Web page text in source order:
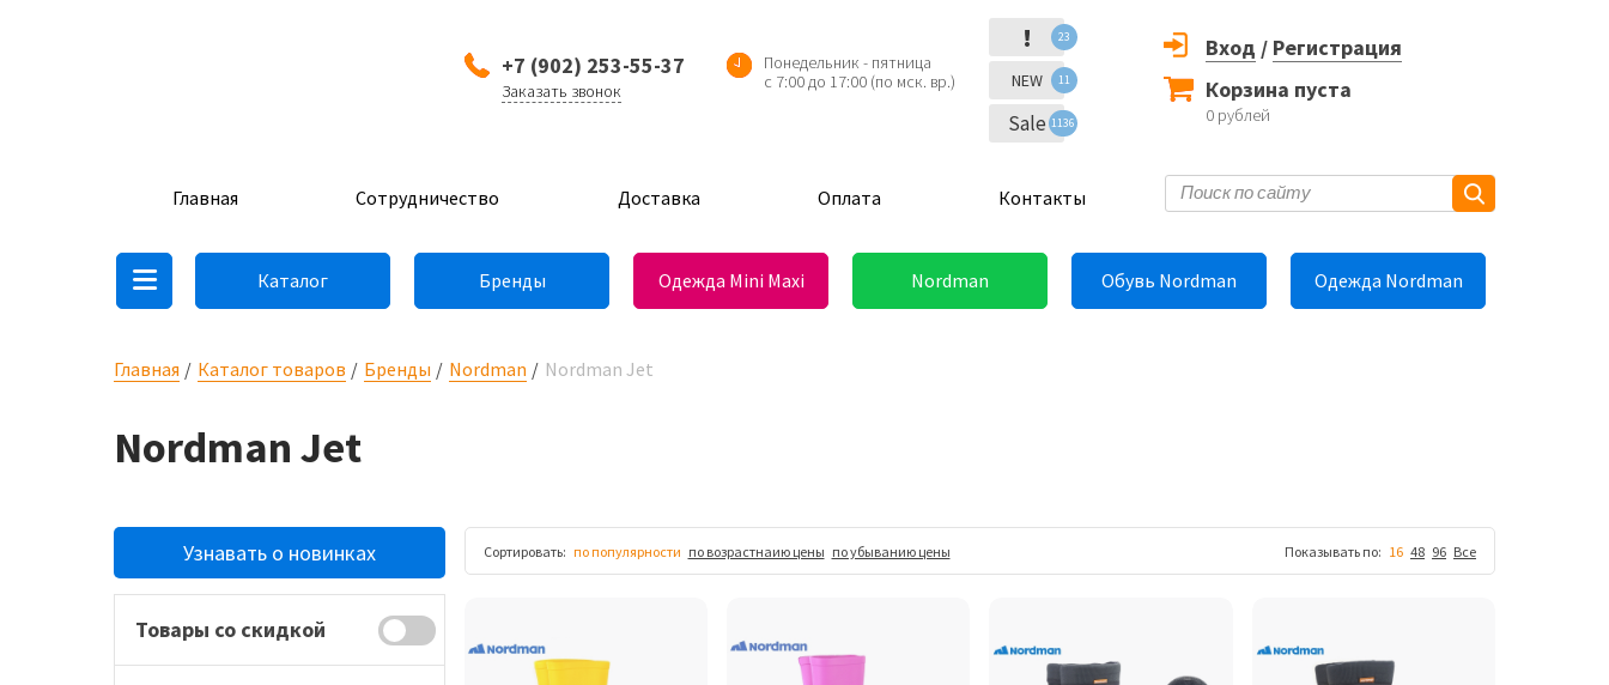
+7 (902) 253-55-37
Заказать звонок
Понедельник - пятница
с 7:00 до 17:00 (по мск. вр.)
! 23
NEW 11
Sale 1136
Вход / Регистрация
Корзина пуста
0 рублей
Главная Сотрудничество Доставка Оплата Контакты
Каталог Бренды Одежда Mini Maxi Nordman Обувь Nordman Одежда Nordman
Главная Каталог товаров Бренды Nordman Nordman Jet
Nordman Jet
Узнавать о новинках
Товары со скидкой
Сортировать: по популярности по возрастнаию цены по убыванию цены Показывать по: 16 48 96 Все